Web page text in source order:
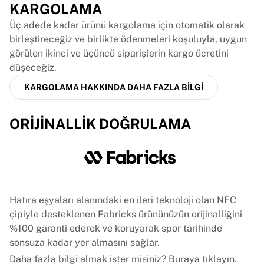
France Rugby
Gloucester Rugby
Bath Rugby
ASM Clermont Auvergne
Harlequins
Tüm ragbiyi görüntüle
Kriket
Delhi Capitals
Tüm kriketi görüntüle
Aalborg Pirates
Tre Kronor
NHL Alumni
Tüm buz hokeyini görüntüle
KARGOLAMA
Üç adede kadar ürünü kargolama için otomatik olarak
birleştireceğiz ve birlikte ödenmeleri koşuluyla, uygun
görülen ikinci ve üçüncü siparişlerin kargo ücretini
düşeceğiz.
KARGOLAMA HAKKINDA DAHA FAZLA BILGI
ORIJINALLIK DOĞRULAMA
Hatıra eşyaları alanındaki en ileri teknoloji olan NFC
çipiyle desteklenen Fabricks ürününüzün orijinalliğini
%100 garanti ederek ve koruyarak spor tarihinde
sonsuza kadar yer almasını sağlar.
Daha fazla bilgi almak ister misiniz? Buraya tıklayın.